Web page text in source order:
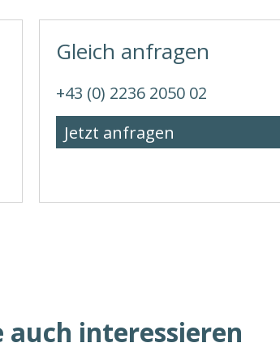
Gleich anfragen
+43 (0) 2236 2050 02
Jetzt anfragen
auch interessieren